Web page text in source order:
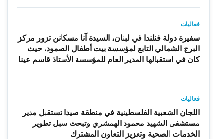
فعاليات
سفيرة دولة فنلندا في لبنان، السيدة آنا مسكانن تزور مركز
البرج الشمالي التابع لمؤسسة بيت أطفال الصمود، حيث
كان في استقبالها المدير العام للمؤسسة الأستاذ قاسم عينا
فعاليات
اللجان الشعبية الفلسطينية في منطقة صيدا تستقبل مدير
مستشفى الشهيد محمود الهمشري وتبحث سبل تطوير
الخدمات الصحية وتعزيز التعاون المشترك